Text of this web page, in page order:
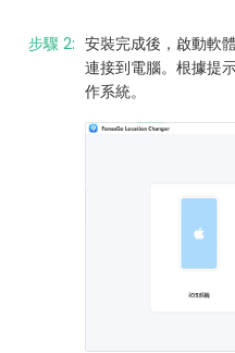
步驟 2: 安裝完成後，啟動軟
連接到電腦。根據提
作系統。